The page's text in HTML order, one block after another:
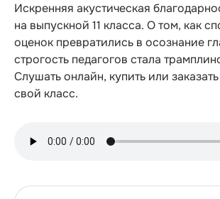
Искренняя акустическая
на выпускной 11 класса. О том, как
оценок превратились в осознание
строгость педагогов стала
Слушать онлайн, купить или
свой класс.